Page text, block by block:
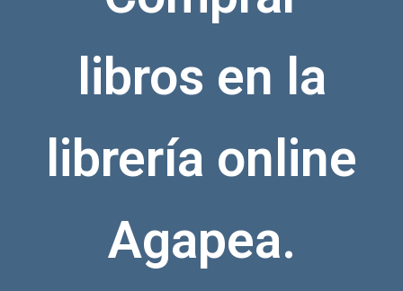
libros en la
librería online
Agapea.